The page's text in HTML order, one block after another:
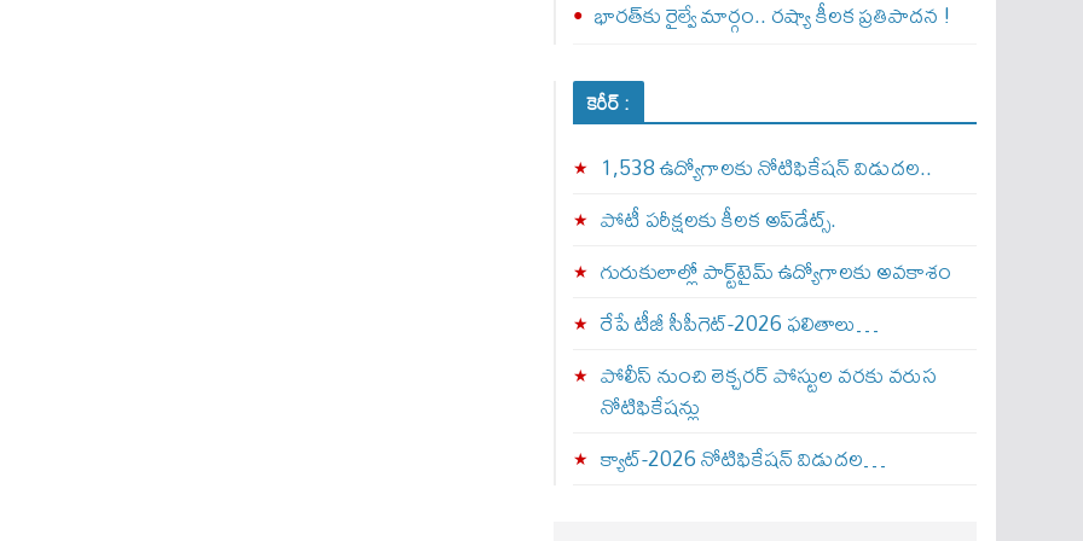
భారత్‌కు రైల్వే మార్గం.. రష్యా కీలక ప్రతిపాదన !
కెరీర్ :
1,538 ఉద్యోగాలకు నోటిఫికేషన్ విడుదల..
పోటీ పరీక్షలకు కీలక అప్‌డేట్స్.
గురుకులాల్లో పార్ట్‌టైమ్ ఉద్యోగాలకు అవకాశం
రేపే టీజీ సీపీగెట్‌-2026 ఫలితాలు…
పోలీస్ నుంచి లెక్చరర్ పోస్టుల వరకు వరుస
నోటిఫికేషన్లు
క్యాట్-2026 నోటిఫికేషన్ విడుదల…